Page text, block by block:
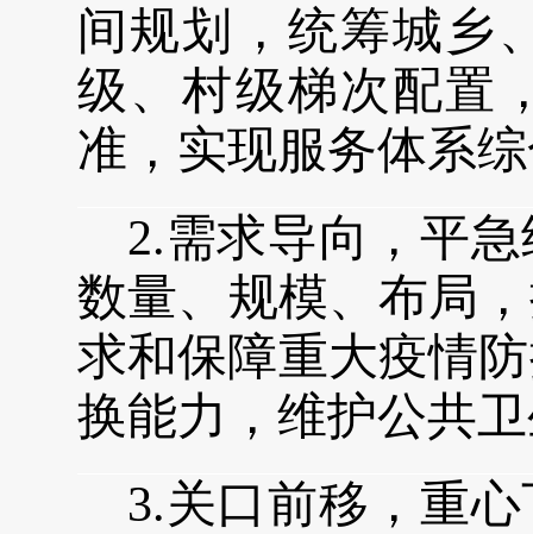
间规划
，统筹城乡
级、村级梯次配置
准，实现服务体系
2.需求导向，平
数量、 规模、布局
求和保障重大疫情
换能力，维护公共
3.关口前移，重